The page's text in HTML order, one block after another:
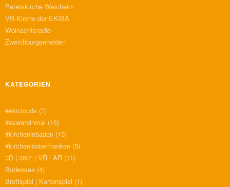
Peterskirche Weinheim
VR-Kirche der EKIBA
Woinachtsradio
Zweichburgenhelden
KATEGORIEN
#ekiclouds (7)
#eswareinmal (15)
#kircheninbaden (15)
#kircheninoberfranken (5)
3D | 360° | VR | AR (11)
Bodensee (4)
Brettspiel | Kartenspiel (1)